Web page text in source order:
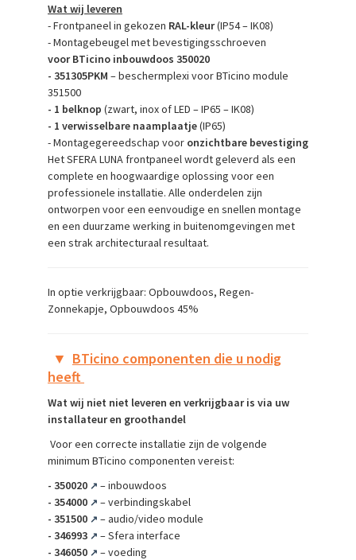
Wat wij leveren
- Frontpaneel in gekozen RAL-kleur(IP54 – IK08)
- Montagebeugel met bevestigingsschroeven
voorBTicino inbouwdoos 350020
- 351305PKM – beschermplexi voor BTicino module
351500
- 1 belknop (zwart, inox of LED – IP65 – IK08)
- 1 verwisselbare naamplaatje(IP65)
- Montagegereedschap voor onzichtbare bevestiging
Het SFERA LUNA frontpaneel wordt geleverd als een
complete en hoogwaardige oplossing voor een
professionele installatie. Alle onderdelen zijn
ontworpen voor een eenvoudige en snellen montage
en een duurzame werking in buitenomgevingen met
een strak architecturaal resultaat.
In optie verkrijgbaar: Opbouwdoos, Regen-
Zonnekapje, Opbouwdoos 45%
▼ BTicino componenten die u nodig
heeft
Wat wij niet niet leveren en verkrijgbaar is via uw
installateur en groothandel
Voor een correcte installatie zijn de volgende
minimum BTicino componenten vereist:
- 350020 ↗ – inbouwdoos
- 354000 ↗ – verbindingskabel
- 351500 ↗ – audio/video module
- 346993 ↗ – Sfera interface
- 346050 ↗ – voeding